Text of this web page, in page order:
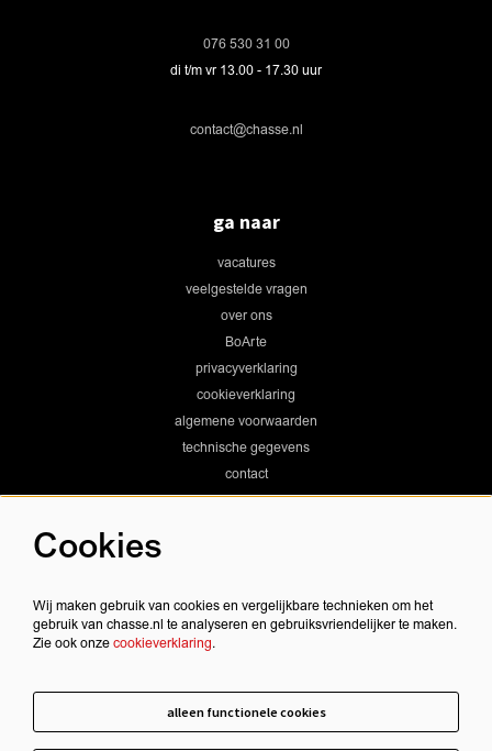
076 530 31 00
di t/m vr 13.00 - 17.30 uur
contact@chasse.nl
ga naar
vacatures
veelgestelde vragen
over ons
BoArte
privacyverklaring
cookieverklaring
algemene voorwaarden
technische gegevens
contact
Cookies
Wij maken gebruik van cookies en vergelijkbare technieken om het
gebruik van chasse.nl te analyseren en gebruiksvriendelijker te maken.
Zie ook onze cookieverklaring.
alleen functionele cookies